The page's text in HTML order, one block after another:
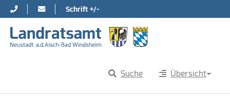
Direkt zur Hauptnavigation springen
Direkt zum Inhalt springen
Schrift +/-
Suche Übersicht